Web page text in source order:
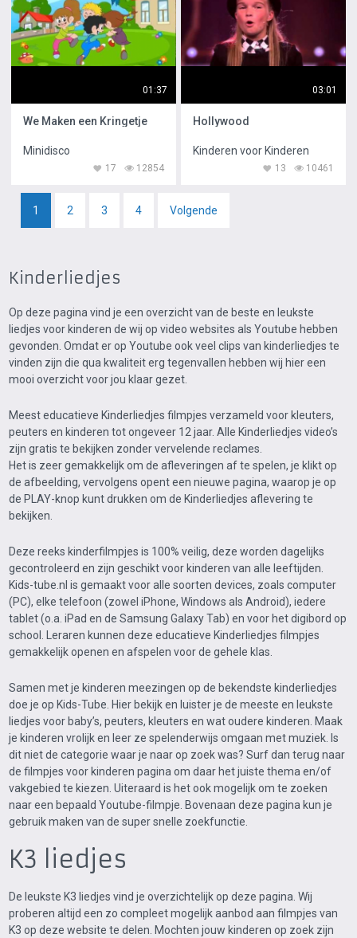
01:37
We Maken een Kringetje
Minidisco
12854
17
03:01
Hollywood
Kinderen voor Kinderen
10461
13
1 2 3 4 Volgende
Kinderliedjes
Op deze pagina vind je een overzicht van de beste en leukste
liedjes voor kinderen de wij op video websites als Youtube hebben
gevonden. Omdat er op Youtube ook veel clips van kinderliedjes te
vinden zijn die qua kwaliteit erg tegenvallen hebben wij hier een
mooi overzicht voor jou klaar gezet.
Meest educatieve Kinderliedjes filmpjes verzameld voor kleuters,
peuters en kinderen tot ongeveer 12 jaar. Alle Kinderliedjes video’s
zijn gratis te bekijken zonder vervelende reclames.
Het is zeer gemakkelijk om de afleveringen af te spelen, je klikt op
de afbeelding, vervolgens opent een nieuwe pagina, waarop je op
de PLAY-knop kunt drukken om de Kinderliedjes aflevering te
bekijken.
Deze reeks kinderfilmpjes is 100% veilig, deze worden dagelijks
gecontroleerd en zijn geschikt voor kinderen van alle leeftijden.
Kids-tube.nl is gemaakt voor alle soorten devices, zoals computer
(PC), elke telefoon (zowel iPhone, Windows als Android), iedere
tablet (o.a. iPad en de Samsung Galaxy Tab) en voor het digibord op
school. Leraren kunnen deze educatieve Kinderliedjes filmpjes
gemakkelijk openen en afspelen voor de gehele klas.
Samen met je kinderen meezingen op de bekendste kinderliedjes
doe je op Kids-Tube. Hier bekijk en luister je de meeste en leukste
liedjes voor baby’s, peuters, kleuters en wat oudere kinderen. Maak
je kinderen vrolijk en leer ze spelenderwijs omgaan met muziek. Is
dit niet de categorie waar je naar op zoek was? Surf dan terug naar
de filmpjes voor kinderen pagina om daar het juiste thema en/of
vakgebied te kiezen. Uiteraard is het ook mogelijk om te zoeken
naar een bepaald Youtube-filmpje. Bovenaan deze pagina kun je
gebruik maken van de super snelle zoekfunctie.
K3 liedjes
De leukste K3 liedjes vind je overzichtelijk op deze pagina. Wij
proberen altijd een zo compleet mogelijk aanbod aan filmpjes van
K3 op deze website te delen. Mochten jouw kinderen op zoek zijn